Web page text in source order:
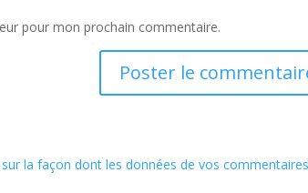
pour mon prochain commentaire.
sur la façon dont les données de vos